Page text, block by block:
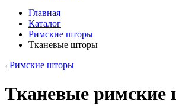
Главная
Каталог
Римские шторы
Тканевые шторы
Римские шторы
Тканевые